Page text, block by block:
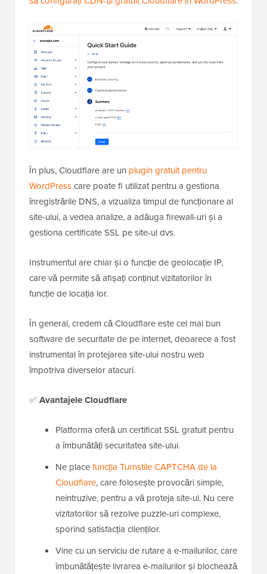
În plus, Cloudflare are un plugin gratuit pentru
WordPresscare poate fi utilizat pentru a gestiona
înregistrările DNS, a vizualiza timpul de funcționare al
site-ului, a vedea analize, a adăuga firewall-uri și a
gestiona certificate SSL pe site-ul dvs.
Instrumentul are chiar și o funcție de geolocație IP,
care vă permite să afișați conținut vizitatorilor în
funcție de locația lor.
În general, credem că Cloudflare este cel mai bun
software de securitate de pe internet, deoarece a fost
instrumental în protejarea site-ului nostru web
împotriva diverselor atacuri.
✅Avantajele Cloudflare
Platforma oferă un certificat SSL gratuit pentru
a îmbunătăți securitatea site-ului.
Ne placefuncția Turnstile CAPTCHA de la
Cloudflare, care folosește provocări simple,
neintruzive, pentru a vă proteja site-ul. Nu cere
vizitatorilor să rezolve puzzle-uri complexe,
sporind satisfacția clienților.
Vine cu un serviciu de rutare a e-mailurilor, care
îmbunătățește livrarea e-mailurilor și blochează